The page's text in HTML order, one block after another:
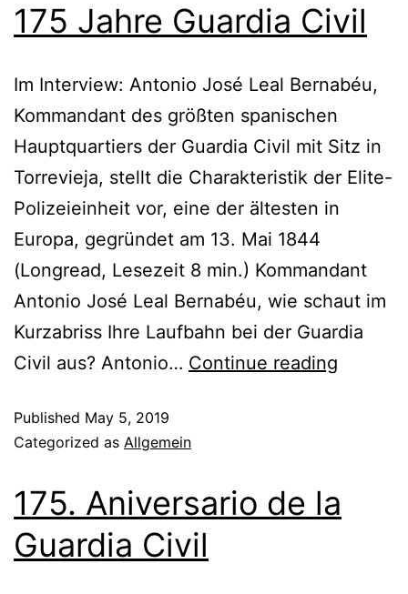
175 Jahre Guardia Civil
Im Interview: Antonio José Leal Bernabéu,
Kommandant des größten spanischen
Hauptquartiers der Guardia Civil mit Sitz in
Torrevieja, stellt die Charakteristik der Elite-
Polizeieinheit vor, eine der ältesten in
Europa, gegründet am 13. Mai 1844
(Longread, Lesezeit 8 min.) Kommandant
Antonio José Leal Bernabéu, wie schaut im
Kurzabriss Ihre Laufbahn bei der Guardia
Civil aus? Antonio… Continue reading
Published May 5, 2019
Categorized as Allgemein
175. Aniversario de la
Guardia Civil